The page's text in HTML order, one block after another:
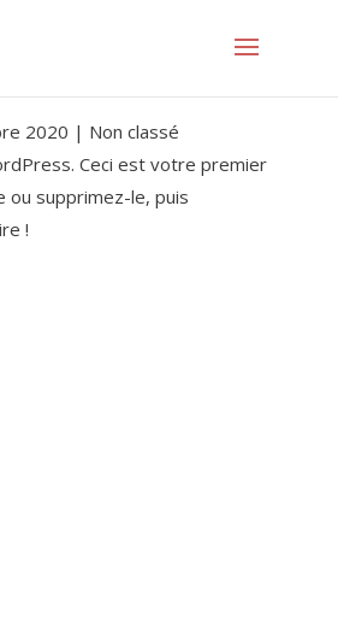
2020 | Non classé
Ceci est votre premier
ou supprimez-le, puis
!